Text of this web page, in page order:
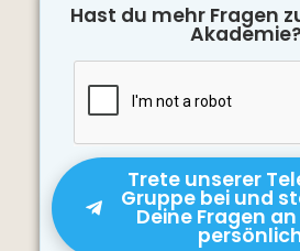
Hast du mehr Fragen
Akademie?
Trete unserer
Gruppe bei und
Deine Fragen